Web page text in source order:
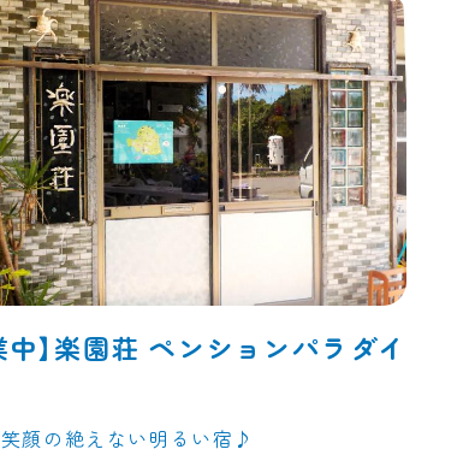
中】楽園荘 ペンションパラダイ
顔の絶えない明るい宿♪